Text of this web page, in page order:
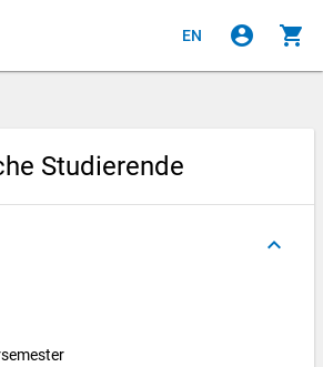
EN account_circle shopping_cart
Studierende
keyboard_arrow_up